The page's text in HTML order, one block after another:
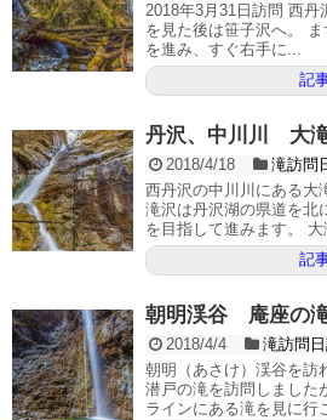
2018年3月31日訪問 西
を見た後は笹子沢へ。
を進み、すぐ右手に...
記
丹沢、中川川 大
2018/4/18 滝訪問
西丹沢の中川川にある大
滝沢は丹沢湖の県道を北
を目指して進みます。
記
朝明渓谷 庵座の
2018/4/4 滝訪問
朝明（あさけ）渓谷を訪
潜戸の滝を訪問しました
ラインにある滝を見に行